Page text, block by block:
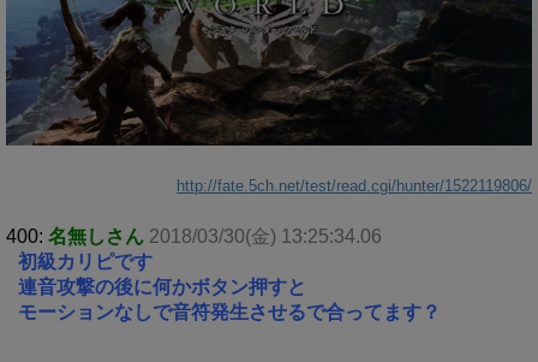
http://fate.5ch.net/test/read.cgi/hunter/1522119806/
400: 名無しさん 2018/03/30(金) 13:25:34.06
初級カリピです
連音攻撃の後に何かボタン押すと
モーションなしで音符発生させるで合ってます？